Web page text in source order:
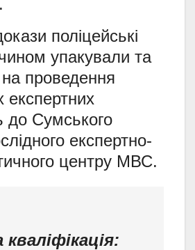
поліцейські
упакували та
проведення
експертних
до Сумського
експертно-
центру МВС.